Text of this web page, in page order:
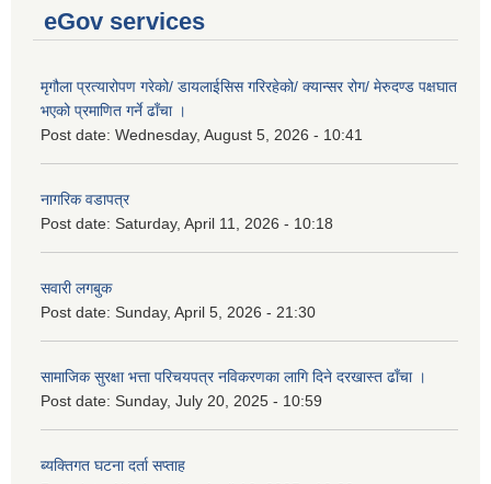
eGov services
मृगौला प्रत्यारोपण गरेको/ डायलाईसिस गरिरहेको/ क्यान्सर रोग/ मेरुदण्ड पक्षघात
भएको प्रमाणित गर्ने ढाँचा ।
Post date: Wednesday, August 5, 2026 - 10:41
नागरिक वडापत्र
Post date: Saturday, April 11, 2026 - 10:18
सवारी लगबुक
Post date: Sunday, April 5, 2026 - 21:30
सामाजिक सुरक्षा भत्ता परिचयपत्र नविकरणका लागि दिने दरखास्त ढाँचा ।
Post date: Sunday, July 20, 2025 - 10:59
ब्यक्तिगत घटना दर्ता सप्ताह